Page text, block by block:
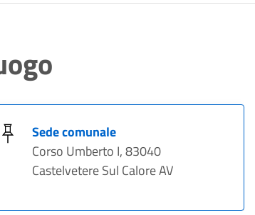
Sede comunale
Corso Umberto I, 83040
Castelvetere Sul Calore AV